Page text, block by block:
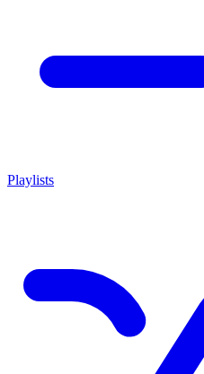
Playlists